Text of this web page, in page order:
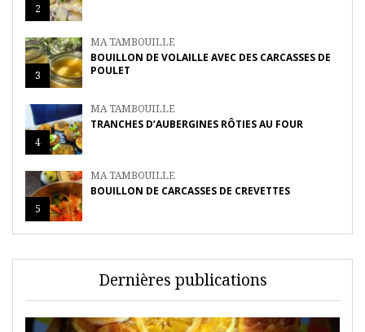
2
3
MA TAMBOUILLE
BOUILLON DE VOLAILLE AVEC DES CARCASSES DE
POULET
4
MA TAMBOUILLE
TRANCHES D’AUBERGINES RÔTIES AU FOUR
5
MA TAMBOUILLE
BOUILLON DE CARCASSES DE CREVETTES
Dernières publications